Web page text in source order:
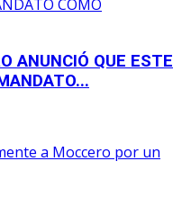
ANUNCIÓ QUE ESTE